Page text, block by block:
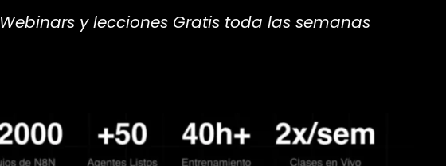
Webinars y lecciones Gratis toda las semanas